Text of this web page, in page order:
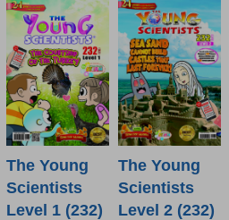
The Young
Scientists
Level 1 (232)
The Young
Scientists
Level 2 (232)